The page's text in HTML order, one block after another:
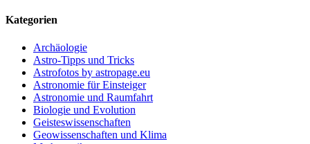
Kategorien
Archäologie
Astro-Tipps und Tricks
Astrofotos by astropage.eu
Astronomie für Einsteiger
Astronomie und Raumfahrt
Biologie und Evolution
Geisteswissenschaften
Geowissenschaften und Klima